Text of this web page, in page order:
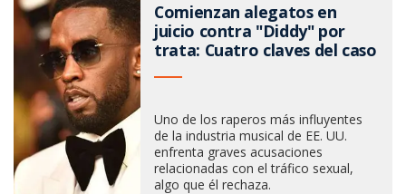
Comienzan alegatos en
juicio contra "Diddy" por
trata: Cuatro claves del caso
Uno de los raperos más influyentes
de la industria musical de EE. UU.
enfrenta graves acusaciones
relacionadas con el tráfico sexual,
algo que él rechaza.